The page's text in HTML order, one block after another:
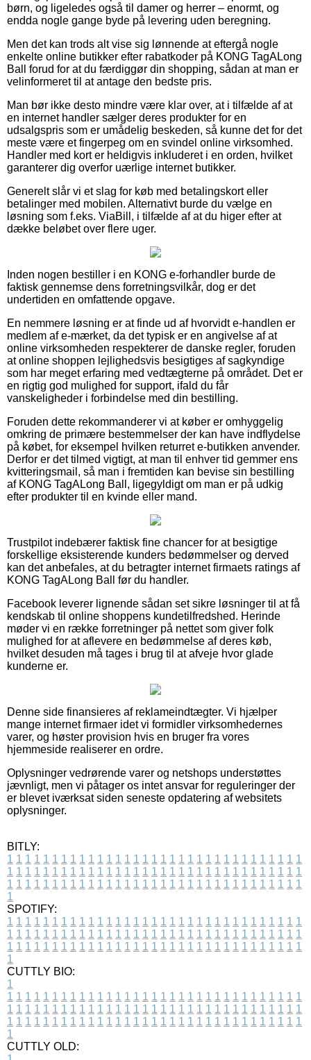
børn, og ligeledes også til damer og herrer – enormt, og
endda nogle gange byde på levering uden beregning.
Men det kan trods alt vise sig lønnende at eftergå nogle
enkelte online butikker efter rabatkoder på KONG TagALong
Ball forud for at du færdiggør din shopping, sådan at man er
velinformeret til at antage den bedste pris.
Man bør ikke desto mindre være klar over, at i tilfælde af at
en internet handler sælger deres produkter for en
udsalgspris som er umådelig beskeden, så kunne det for det
meste være et fingerpeg om en svindel online virksomhed.
Handler med kort er heldigvis inkluderet i en orden, hvilket
garanterer dig overfor uærlige internet butikker.
Generelt slår vi et slag for køb med betalingskort eller
betalinger med mobilen. Alternativt burde du vælge en
løsning som f.eks. ViaBill, i tilfælde af at du higer efter at
dække beløbet over flere uger.
Inden nogen bestiller i en KONG e-forhandler burde de
faktisk gennemse dens forretningsvilkår, dog er det
undertiden en omfattende opgave.
En nemmere løsning er at finde ud af hvorvidt e-handlen er
medlem af e-mærket, da det typisk er en angivelse af at
online virksomheden respekterer de danske regler, foruden
at online shoppen lejlighedsvis besigtiges af sagkyndige
som har meget erfaring med vedtægterne på området. Det er
en rigtig god mulighed for support, ifald du får
vanskeligheder i forbindelse med din bestilling.
Foruden dette rekommanderer vi at køber er omhyggelig
omkring de primære bestemmelser der kan have indflydelse
på købet, for eksempel hvilken returret e-butikken anvender.
Derfor er det tilmed vigtigt, at man til enhver tid gemmer ens
kvitteringsmail, så man i fremtiden kan bevise sin bestilling
af KONG TagALong Ball, ligegyldigt om man er på udkig
efter produkter til en kvinde eller mand.
Trustpilot indebærer faktisk fine chancer for at besigtige
forskellige eksisterende kunders bedømmelser og derved
kan det anbefales, at du betragter internet firmaets ratings af
KONG TagALong Ball før du handler.
Facebook leverer lignende sådan set sikre løsninger til at få
kendskab til online shoppens kundetilfredshed. Herinde
møder vi en række forretninger på nettet som giver folk
mulighed for at aflevere en bedømmelse af deres køb,
hvilket desuden må tages i brug til at afveje hvor glade
kunderne er.
Denne side finansieres af reklameindtægter. Vi hjælper
mange internet firmaer idet vi formidler virksomhedernes
varer, og høster provision hvis en bruger fra vores
hjemmeside realiserer en ordre.
Oplysninger vedrørende varer og netshops understøttes
jævnligt, men vi påtager os intet ansvar for reguleringer der
er blevet iværksat siden seneste opdatering af websitets
oplysninger.
BITLY:
1 1 1 1 1 1 1 1 1 1 1 1 1 1 1 1 1 1 1 1 1 1 1 1 1 1 1 1 1 1 1 1 1
1 1 1 1 1 1 1 1 1 1 1 1 1 1 1 1 1 1 1 1 1 1 1 1 1 1 1 1 1 1 1 1 1
1 1 1 1 1 1 1 1 1 1 1 1 1 1 1 1 1 1 1 1 1 1 1 1 1 1 1 1 1 1 1 1 1
1
SPOTIFY:
1 1 1 1 1 1 1 1 1 1 1 1 1 1 1 1 1 1 1 1 1 1 1 1 1 1 1 1 1 1 1 1 1
1 1 1 1 1 1 1 1 1 1 1 1 1 1 1 1 1 1 1 1 1 1 1 1 1 1 1 1 1 1 1 1 1
1 1 1 1 1 1 1 1 1 1 1 1 1 1 1 1 1 1 1 1 1 1 1 1 1 1 1 1 1 1 1 1 1
1
CUTTLY BIO:
1
1 1 1 1 1 1 1 1 1 1 1 1 1 1 1 1 1 1 1 1 1 1 1 1 1 1 1 1 1 1 1 1 1
1 1 1 1 1 1 1 1 1 1 1 1 1 1 1 1 1 1 1 1 1 1 1 1 1 1 1 1 1 1 1 1 1
1 1 1 1 1 1 1 1 1 1 1 1 1 1 1 1 1 1 1 1 1 1 1 1 1 1 1 1 1 1 1 1 1
1
CUTTLY OLD: